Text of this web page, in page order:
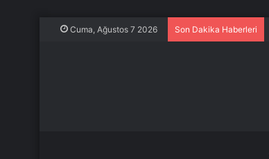
Cuma, Ağustos 7 2026 Son Dakika Haberleri